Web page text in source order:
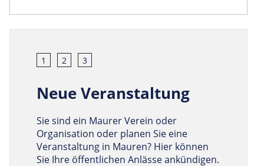
1 2 3
Neue Veranstaltung
Sie sind ein Maurer Verein oder
Organisation oder planen Sie eine
Veranstaltung in Mauren? Hier können
Sie Ihre öffentlichen Anlässe ankündigen.